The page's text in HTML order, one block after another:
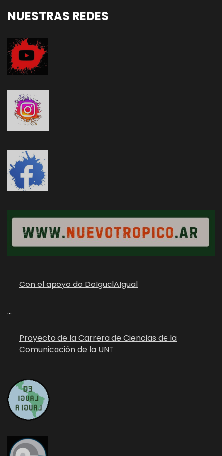
NUESTRAS REDES
Con el apoyo de DeIgualAIgual
...
Proyecto de la Carrera de Ciencias de la
Comunicación de la UNT